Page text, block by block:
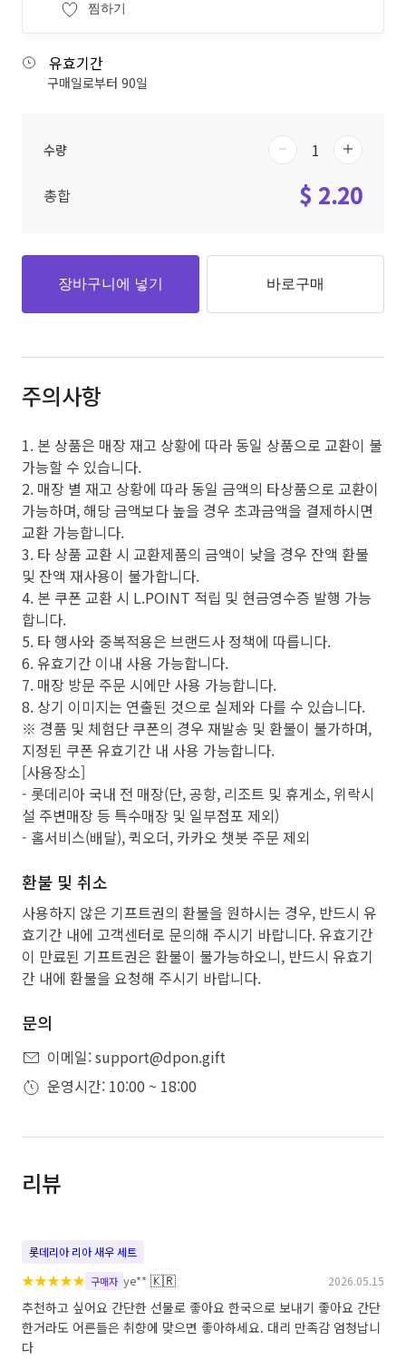
찜하기
유효기간
구매일로부터 90일
수량
총합 $ 2.20
장바구니에 넣기 바로구매
주의사항
1. 본 상품은 매장 재고 상황에 따라 동일 상품으로 교환이 불
가능할 수 있습니다.
2. 매장 별 재고 상황에 따라 동일 금액의 타상품으로 교환이
가능하며, 해당 금액보다 높을 경우 초과금액을 결제하시면
교환 가능합니다.
3. 타 상품 교환 시 교환제품의 금액이 낮을 경우 잔액 환불
및 잔액 재사용이 불가합니다.
4. 본 쿠폰 교환 시 L.POINT 적립 및 현금영수증 발행 가능
합니다.
5. 타 행사와 중복적용은 브랜드사 정책에 따릅니다.
6. 유효기간 이내 사용 가능합니다.
7. 매장 방문 주문 시에만 사용 가능합니다.
8. 상기 이미지는 연출된 것으로 실제와 다를 수 있습니다.
※ 경품 및 체험단 쿠폰의 경우 재발송 및 환불이 불가하며,
지정된 쿠폰 유효기간 내 사용 가능합니다.
[사용장소]
- 롯데리아 국내 전 매장(단, 공항, 리조트 및 휴게소, 위락시
설 주변매장 등 특수매장 및 일부점포 제외)
- 홈서비스(배달), 퀵오더, 카카오 챗봇 주문 제외
환불 및 취소
사용하지 않은 기프트권의 환불을 원하시는 경우, 반드시 유
효기간 내에 고객센터로 문의해 주시기 바랍니다. 유효기간
이 만료된 기프트권은 환불이 불가능하오니, 반드시 유효기
간 내에 환불을 요청해 주시기 바랍니다.
문의
이메일: support@dpon.gift
운영시간: 10:00 ~ 18:00
리뷰
롯데리아 리아 새우 세트
★★★★★ 구매자 ye** 🇰🇷 2026.05.15
추천하고 싶어요 간단한 선물로 좋아요 한국으로 보내기 좋아요 간단
한거라도 어른들은 취향에 맞으면 좋아하세요. 대리 만족감 엄청납니
다